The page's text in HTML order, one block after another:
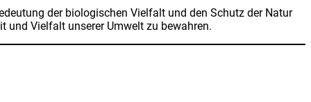
der bio­lo­gi­schen Viel­falt und den Schutz der Natur
und Viel­falt unse­rer Umwelt zu bewah­ren.